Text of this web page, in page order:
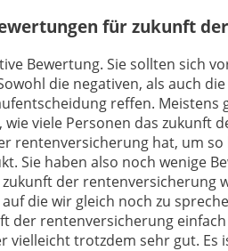
für zukunft
Bewertung. Sie sollten sich
die negativen, als auch
reffen.
viele Personen das zukunft
rentenversicherung hat, um
Sie haben also noch wenige
der rentenversicherung
die wir gleich noch zu
der rentenversicherung
vielleicht trotzdem sehr gut.